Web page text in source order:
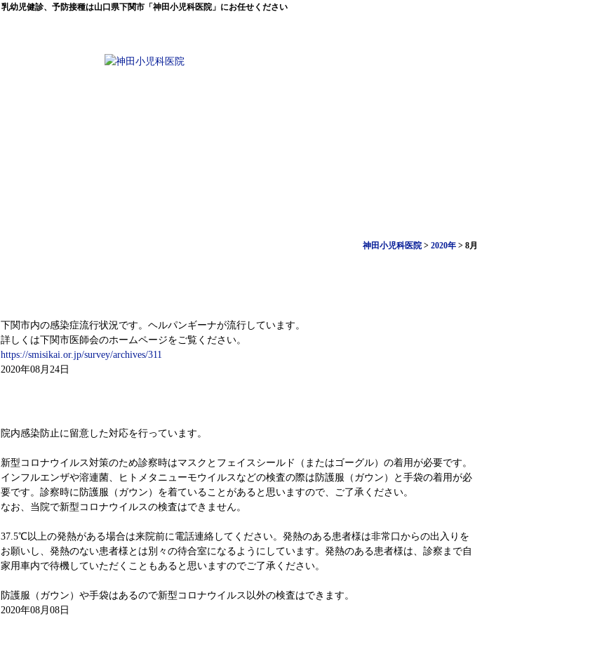
乳幼児健診、予防接種は山口県下関市「神田小児科医院」にお任せください
神田小児科医院 > 2020年 > 8月
下関市内の感染症流行状況です。ヘルパンギーナが流行しています。
詳しくは下関市医師会のホームページをご覧ください。
https://smisikai.or.jp/survey/archives/311
2020年08月24日
院内感染防止に留意した対応を行っています。
新型コロナウイルス対策のため診察時はマスクとフェイスシールド（またはゴーグル）の着用が必要です。
インフルエンザや溶連菌、ヒトメタニューモウイルスなどの検査の際は防護服（ガウン）と手袋の着用が必
要です。診察時に防護服（ガウン）を着ていることがあると思いますので、ご了承ください。
なお、当院で新型コロナウイルスの検査はできません。
37.5℃以上の発熱がある場合は来院前に電話連絡してください。発熱のある患者様は非常口からの出入りを
お願いし、発熱のない患者様とは別々の待合室になるようにしています。発熱のある患者様は、診察まで自
家用車内で待機していただくこともあると思いますのでご了承ください。
防護服（ガウン）や手袋はあるので新型コロナウイルス以外の検査はできます。
2020年08月08日